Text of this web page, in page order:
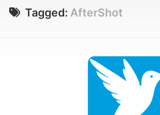
Tagged: AfterShot